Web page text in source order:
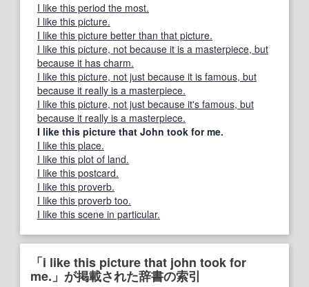
I like this period the most.
I like this picture.
I like this picture better than that picture.
I like this picture, not because it is a masterpiece, but
because it has charm.
I like this picture, not just because it is famous, but
because it really is a masterpiece.
I like this picture, not just because it's famous, but
because it really is a masterpiece.
I like this picture that John took for me.
I like this place.
I like this plot of land.
I like this postcard.
I like this proverb.
I like this proverb too.
I like this scene in particular.
「i like this picture that john took for
me.」が掲載された辞書の索引